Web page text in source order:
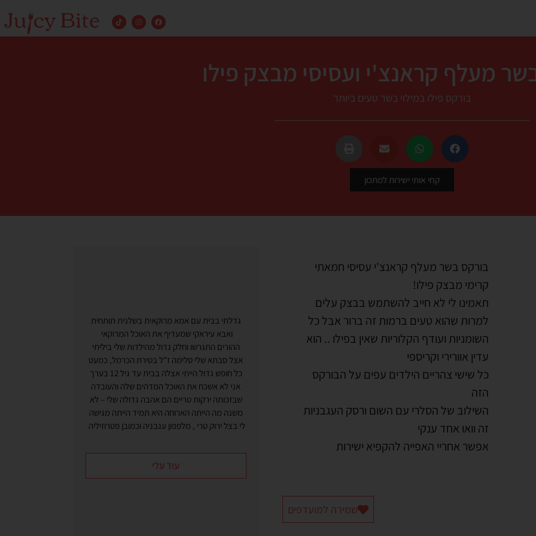
מעלף קראנצ'י ועסיסי מבצק פילו
בורקס פילו במילוי בשר טעים ביותר
קחי אותי ישירות למתכון
בורקס בשר מעלף קראנצ'י עסיסי חמאתי
קרימי מבצק פילו!
תאמינו לי לא חייב להשתמש בבצק עלים
למרות שהוא טעים ברמות זה ברור אבל כל
השומניות ועודף הקלוריות שאין בפילו .. הוא
עדין אוורירי וקריספי
כל שישי צהריים הילדים עפים על הבורקס
הזה
השילוב של הסלרי עם השום ורסק העגבניות
זה וואו אחד ענקי
אפשר אחריי האפייה להקפיא ישירות
שמירה למועדפים
גדלתי בבית עם אמא מרוקאית בשלנית תותחית
ואבא עיראקי שמעדיף את האוכל המרוקאי
ההורים התגרשו וחלק גדול מהילדות שלי ביליתי
אצל סבתא שלי סלימה ז"ל בטירת הכרמל, כמעט
כל חופש גדול הייתי אצלה בבית עד גיל 12 בערך
אני לא אשכח את האוכל המדהים שלה והעובדה
שבזכותה ירקות טריים הם אהבה גדולה שלי – לא
משנה מה הייתה הארוחה היא תמיד הייתה מגישה
לי בצל ירוק טרי , מלפפון עגבניה וכמובן פטרוזיליה
עוד עלי